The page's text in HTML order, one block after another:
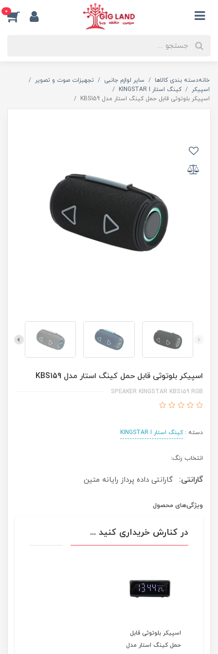
0
خانهدسته بندی کالاها سایر لوازم جانبی
تجهیزات صوت و تصویر
اسپیکر
کینگ استار KINGSTAR I
اسپیکر بلوتوثی قابل حمل کینگ استار مدل KBS159
اسپیکر بلوتوثی قابل حمل کینگ استار مدل KBS159
SPEAKER KINGSTAR KBS159 RGB
دسته :کینگ استار KINGSTAR I
انتخاب رنگ:
گارانتی: گارانتی داده پرداز رایانه متین
ویژگی‌های محصول
در کنارش خریداری کنید ...
اسپیکر بلوتوثی قابل
حمل کینگ استار مدل